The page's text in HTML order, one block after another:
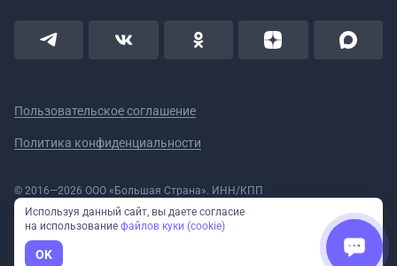
Пользовательское соглашение
Политика конфиденциальности
© 2016—2026 ООО «Большая Страна». ИНН/КПП
5908078160/590801001 ОГРН 1185958020533
Номер в реестре Роскомнадзора № 59-18-006319 (Приказ № 321 от
11.10.2018)
Полное или частичное копирование изображений и текстов возможно
только с указанием активной ссылки на сайт Большая Страна.
Используя данный сайт, вы даете согласие
на использование файлов куки (cookie)
OK